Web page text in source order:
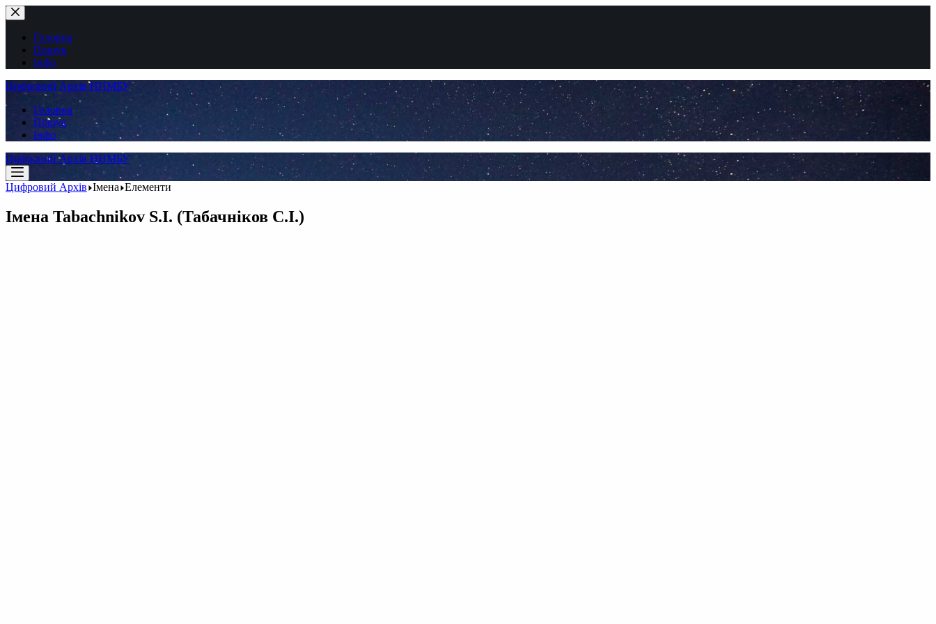
Перейти
до
вмістуГоловна
Пошук
Інфо
Цифровий Архів ННМБУ
Головна
Пошук
Інфо
Цифровий Архів ННМБУ
Цифровий Архів Імена Елементи
Імена Tabachnikov S.I. (Табачніков С.І.)